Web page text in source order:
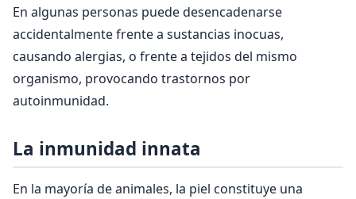
En algunas personas puede desencadenarse
accidentalmente frente a sustancias inocuas,
causando alergias, o frente a tejidos del mismo
organismo, provocando trastornos por
autoinmunidad.
La inmunidad innata
En la mayoría de animales, la piel constituye una